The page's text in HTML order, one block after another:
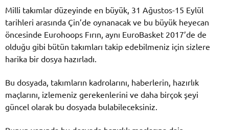
Milli takımlar düzeyinde en büyük, 31 Ağustos-15 Eylül
tarihleri arasında Çin’de oynanacak ve bu büyük heyecan
öncesinde Eurohoops Fırın, aynı EuroBasket 2017’de de
olduğu gibi bütün takımları takip edebilmeniz için sizlere
harika bir dosya hazırladı.
Bu dosyada, takımların kadrolarını, haberlerin, hazırlık
maçlarını, izlemeniz gerekenlerini ve daha birçok şeyi
güncel olarak bu dosyada bulabileceksiniz.